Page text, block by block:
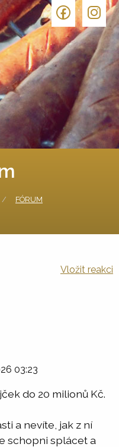
FÓRUM
Vložit reakci
03:23
do 20 milionů Kč.
a nevíte, jak z ní
schopni splácet a